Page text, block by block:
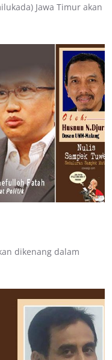
Jawa Timur akan
dikenang dalam